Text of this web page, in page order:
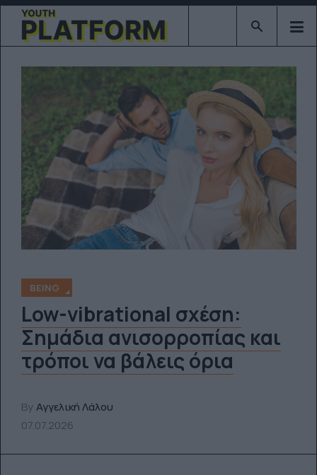
Type 2 or
BEING
Low-vibrational σχέση:
Σημάδια ανισορροπίας και
τρόποι να βάλεις όρια
By Αγγελική Λάλου
07.07.2026